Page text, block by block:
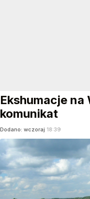
Ekshumacje na
komunikat
Dodano: wczoraj 18:39